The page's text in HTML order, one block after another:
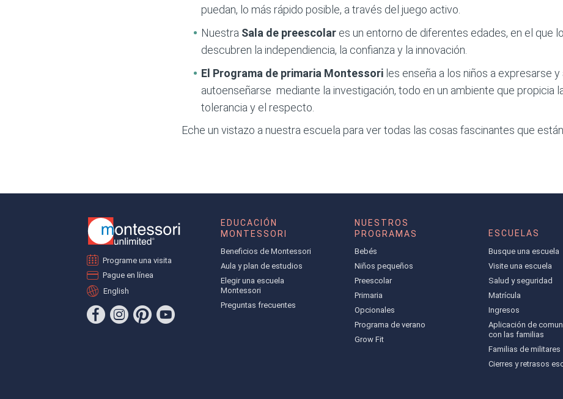
puedan, lo más rápido posible, a través del juego activo.
Nuestra Sala de preescolar es un entorno de diferentes edades, en el que
descubren la independiencia, la confianza y la innovación.
El Programa de primaria Montessori les enseña a los niños a expresarse y
autoenseñarse mediante la investigación, todo en un ambiente que propicia
tolerancia y el respecto.
Eche un vistazo a nuestra escuela para ver todas las cosas fascinantes que
Programe una visita
Pague en línea
English
EDUCACIÓN
MONTESSORI
Beneficios de Montessori
Aula y plan de estudios
Elegir una escuela
Montessori
Preguntas frecuentes
NUESTROS
PROGRAMAS
Bebés
Niños pequeños
Preescolar
Primaria
Opcionales
Programa de verano
Grow Fit
ESCUELAS
Busque una escuela
Visite una escuela
Salud y seguridad
Matrícula
Ingresos
Aplicación de
con las familias
Familias de militares
Cierres y retrasos